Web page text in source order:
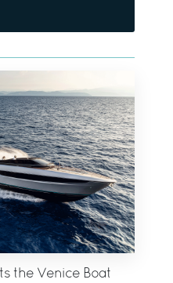
the Venice Boat